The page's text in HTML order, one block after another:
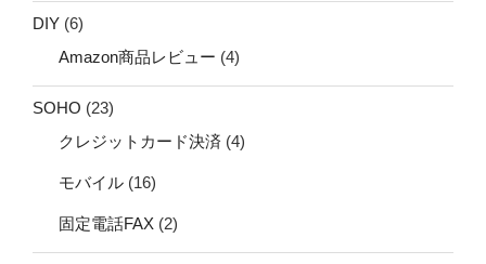
DIY (6)
Amazon商品レビュー (4)
SOHO (23)
クレジットカード決済 (4)
モバイル (16)
固定電話FAX (2)